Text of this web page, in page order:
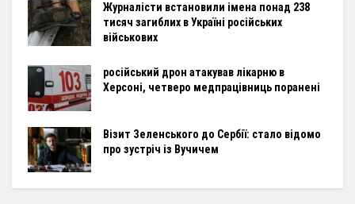
Журналісти встановили імена понад 238
тисяч загиблих в Україні російських
військових
російський дрон атакував лікарню в
Херсоні, четверо медпрацівниць поранені
Візит Зеленського до Сербії: стало відомо
про зустріч із Вучичем